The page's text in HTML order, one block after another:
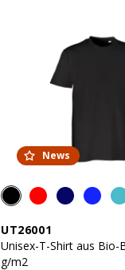
News
UT26001
Unisex-T-Shirt aus Bio-
g/m2